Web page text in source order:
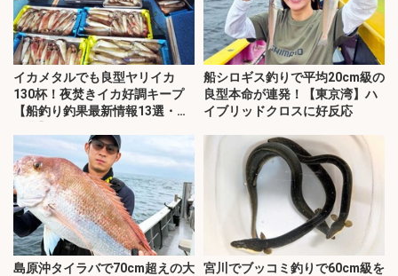
イカメタルでも良型ヤリイカ
130杯！夜焚きイカ好調キープ
【船釣り釣果最新情報13選・玄
船シロギス釣りで平均20cm級の
良型本命が連発！【東京湾】ハ
イブリッドクロスに好反応
島原沖タイラバで70cm超えの大
宮川でブッコミ釣りで60cm級を